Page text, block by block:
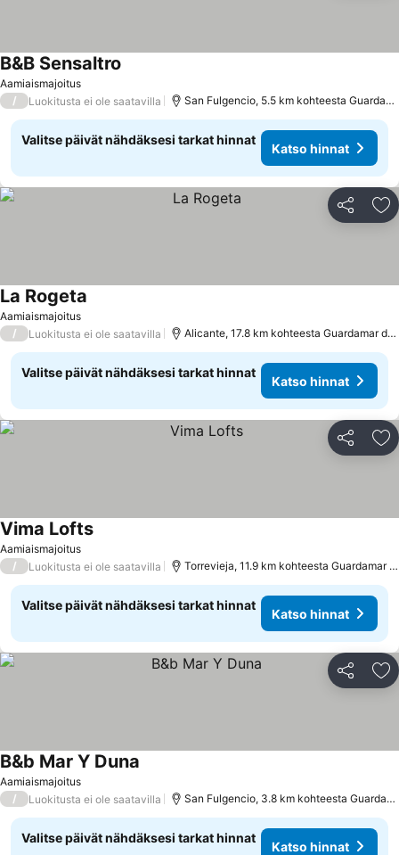
Aamiaismajoitus
B&B Sensaltro
/ Luokitusta ei ole saatavilla San Fulgencio, 5.5 km kohteesta Guardamar del Segura
Valitse päivät nähdäksesi tarkat hinnat
Katso hinnat
Jaa
Aamiaismajoitus
La Rogeta
/ Luokitusta ei ole saatavilla Alicante, 17.8 km kohteesta Guardamar del Segura
Valitse päivät nähdäksesi tarkat hinnat
Katso hinnat
Jaa
Aamiaismajoitus
Vima Lofts
/ Luokitusta ei ole saatavilla Torrevieja, 11.9 km kohteesta Guardamar del Segura
Valitse päivät nähdäksesi tarkat hinnat
Katso hinnat
Jaa
Aamiaismajoitus
B&b Mar Y Duna
/ Luokitusta ei ole saatavilla San Fulgencio, 3.8 km kohteesta Guardamar del Segura
Valitse päivät nähdäksesi tarkat hinnat
Katso hinnat